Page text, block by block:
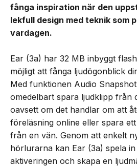
fånga inspiration när den
lekfull design med teknik som
vardagen.
Ear (3a) har 32 MB inbyggt
möjligt att fånga ljudögonblick
Med funktionen Audio
omedelbart spara ljudklipp från
oavsett om det handlar om att
föreläsning online eller spara
från en vän. Genom att enkelt
hörlurarna kan Ear (3a) spela
aktiveringen och skapa en